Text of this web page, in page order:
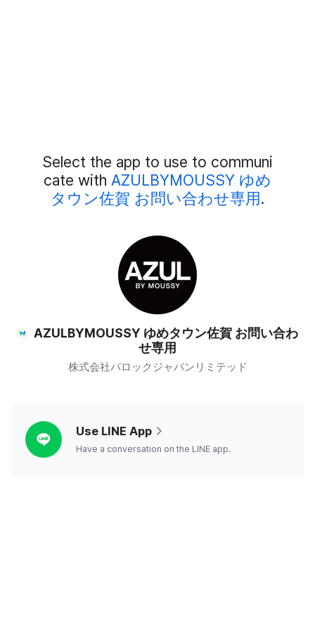
Add
External
Chat
Members
Select the app to use to communi
cate with AZULBYMOUSSY ゆめ
タウン佐賀 お問い合わせ専用.
AZULBYMOUSSY ゆめタウン佐賀 お問い合わ
せ専用
株式会社バロックジャパンリミテッド
Use LINE App
Have a conversation on the LINE app.